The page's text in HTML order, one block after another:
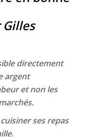
directement
argent
et non les
ses repas